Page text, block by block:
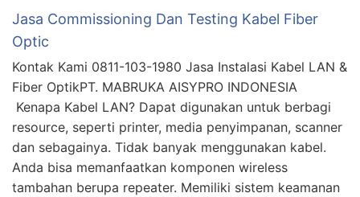
Jasa Commissioning Dan Testing Kabel Fiber
Optic
Kontak Kami 0811-103-1980 Jasa Instalasi Kabel LAN &
Fiber OptikPT. MABRUKA AISYPRO INDONESIA
Kenapa Kabel LAN? Dapat digunakan untuk berbagi
resource, seperti printer, media penyimpanan, scanner
dan sebagainya. Tidak banyak menggunakan kabel.
Anda bisa memanfaatkan komponen wireless
tambahan berupa repeater. Memiliki sistem keamanan